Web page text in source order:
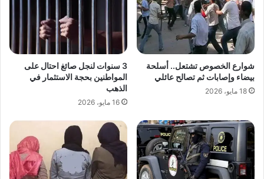
شوارع الخصوص تشتعل.. أسلحة
بيضاء وإصابات ثم تصالح عائلي
18 مايو، 2026
3 سنوات لنجل صائغ احتال على
المواطنين بحجة الاستثمار في
الذهب
16 مايو، 2026